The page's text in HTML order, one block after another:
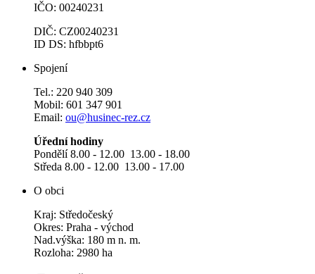
IČO: 00240231
DIČ: CZ00240231
ID DS: hfbbpt6
Spojení
Tel.: 220 940 309
Mobil: 601 347 901
Email: ou@husinec-rez.cz
Úřední hodiny
Pondělí 8.00 - 12.00 13.00 - 18.00
Středa 8.00 - 12.00 13.00 - 17.00
O obci
Kraj: Středočeský
Okres: Praha - východ
Nad.výška: 180 m n. m.
Rozloha: 2980 ha